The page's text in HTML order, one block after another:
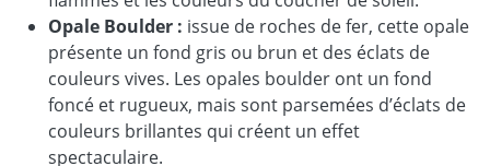
Opale Boulder : issue de roches de fer, cette opale
présente un fond gris ou brun et des éclats de
couleurs vives. Les opales boulder ont un fond
foncé et rugueux, mais sont parsemées d’éclats de
couleurs brillantes qui créent un effet
spectaculaire.